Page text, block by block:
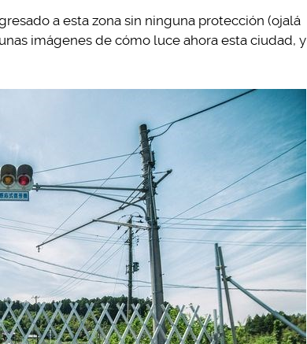
a esta zona sin ninguna protección (ojalá
imágenes de cómo luce ahora esta ciudad, y